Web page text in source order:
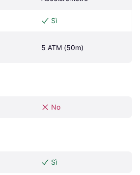
Sì
5 ATM (50m)
No
Sì